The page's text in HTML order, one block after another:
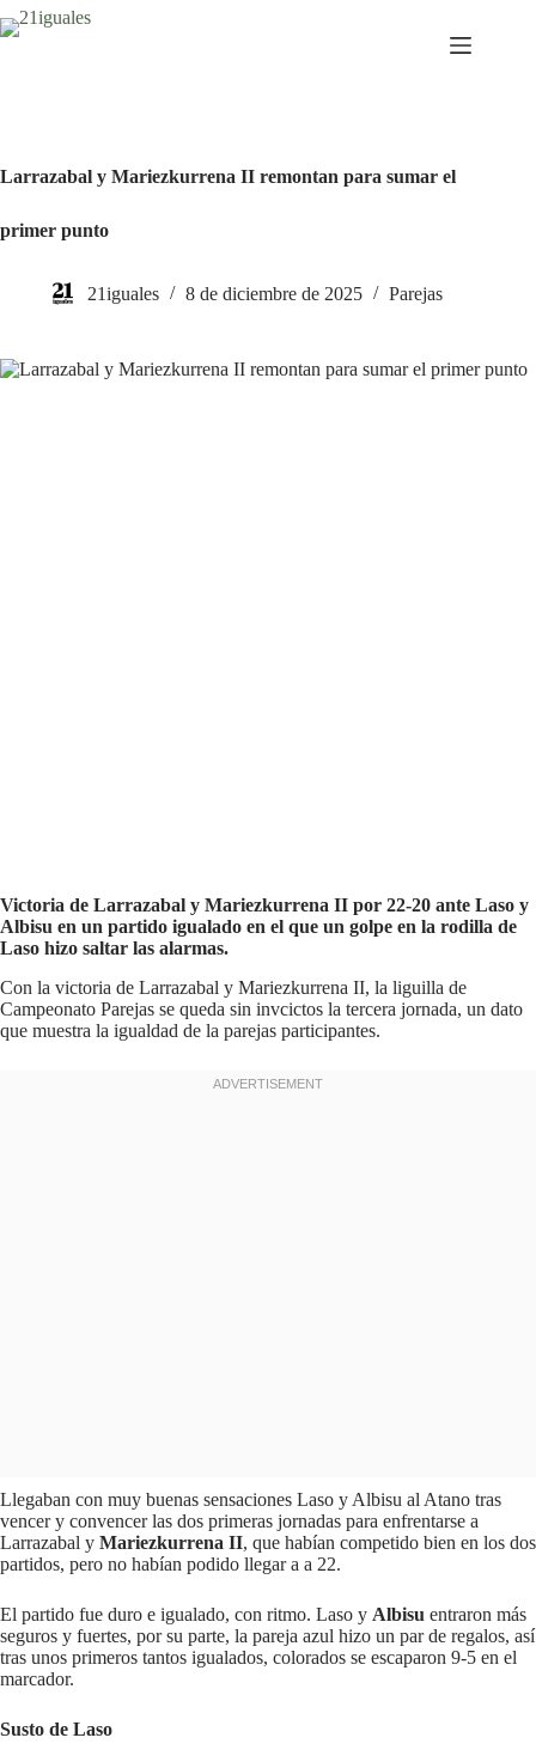
Saltar
al
Larrazabal y Mariezkurrena II remontan para sumar el
primer punto
21iguales 8 de diciembre de 2025 Parejas
Victoria de Larrazabal y Mariezkurrena II por 22-20 ante Laso y
Albisu en un partido igualado en el que un golpe en la rodilla de
Laso hizo saltar las alarmas.
Con la victoria de Larrazabal y Mariezkurrena II, la liguilla de
Campeonato Parejas se queda sin invcictos la tercera jornada, un dato
que muestra la igualdad de la parejas participantes.
Llegaban con muy buenas sensaciones Laso y Albisu al Atano tras
vencer y convencer las dos primeras jornadas para enfrentarse a
Larrazabal y Mariezkurrena II, que habían competido bien en los dos
partidos, pero no habían podido llegar a a 22.
El partido fue duro e igualado, con ritmo. Laso y Albisu entraron más
seguros y fuertes, por su parte, la pareja azul hizo un par de regalos, así
tras unos primeros tantos igualados, colorados se escaparon 9-5 en el
marcador.
Susto de Laso